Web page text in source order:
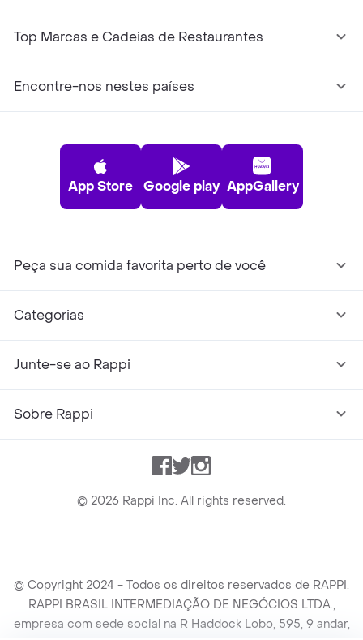
Top Marcas e Cadeias de Restaurantes
Encontre-nos nestes países
App Store Google play AppGallery
Peça sua comida favorita perto de você
Categorias
Junte-se ao Rappi
Sobre Rappi
Facebook
TwitterInstagram
© 2026 Rappi Inc. All rights reserved.
© Copyright 2024 - Todos os direitos reservados de RAPPI.
RAPPI BRASIL INTERMEDIAÇÃO DE NEGÓCIOS LTDA.,
empresa com sede social na R Haddock Lobo, 595, 9 andar,